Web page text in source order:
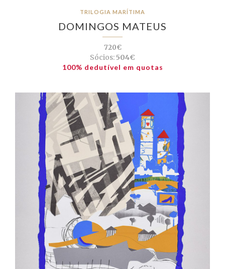
TRILOGIA MARÍTIMA
DOMINGOS MATEUS
720€
Sócios:504€
100% dedutível em quotas